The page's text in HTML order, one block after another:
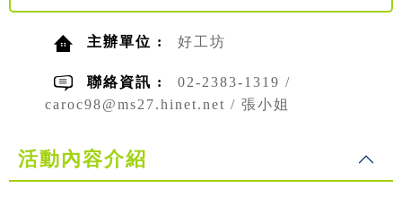
主辦單位 : 好工坊
聯絡資訊 :
02-2383-1319 /
caroc98@ms27.hinet.net / 張小姐
活動內容介紹